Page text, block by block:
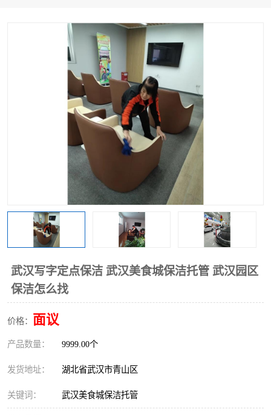
武汉写字定点保洁 武汉美食城保洁托管 武汉园区
保洁怎么找
价格： 面议
产品数量： 9999.00个
发货地址： 湖北省武汉市青山区
关键词： 武汉美食城保洁托管